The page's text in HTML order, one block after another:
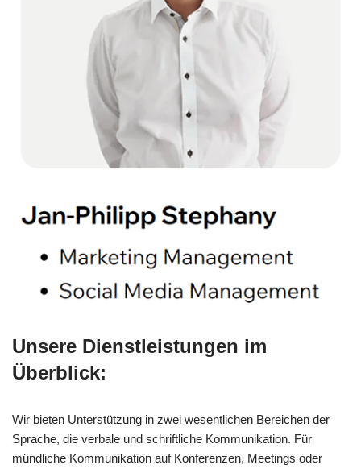
Unsere Dienstleistungen im
Überblick:
Wir bieten Unterstützung in zwei wesentlichen Bereichen der
Sprache, die verbale und schriftliche Kommunikation. Für
mündliche Kommunikation auf Konferenzen, Meetings oder